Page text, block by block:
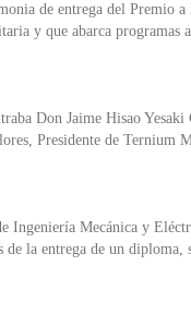
de entrega del Premio
y que abarca programas
Don Jaime Hisao Yesaki
Presidente de Ternium
Ingeniería Mecánica y
la entrega de un diploma,